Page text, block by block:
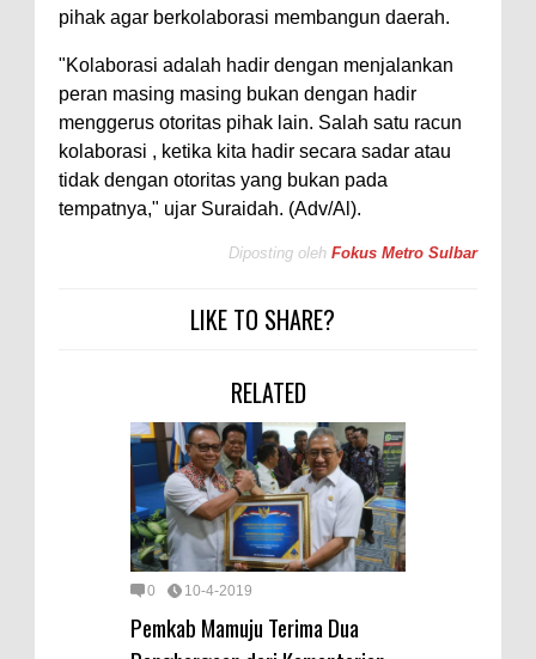
pihak agar berkolaborasi membangun daerah.
"Kolaborasi adalah hadir dengan menjalankan
peran masing masing bukan dengan hadir
menggerus otoritas pihak lain. Salah satu racun
kolaborasi , ketika kita hadir secara sadar atau
tidak dengan otoritas yang bukan pada
tempatnya," ujar Suraidah. (Adv/Al).
Diposting oleh Fokus Metro Sulbar
LIKE TO SHARE?
RELATED
0 10-4-2019
Pemkab Mamuju Terima Dua